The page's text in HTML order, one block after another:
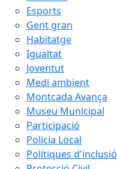
Esports
Gent gran
Habitatge
Igualtat
Joventut
Medi ambient
Montcada Avança
Museu Municipal
Participació
Policia Local
Polítiques d'inclusió